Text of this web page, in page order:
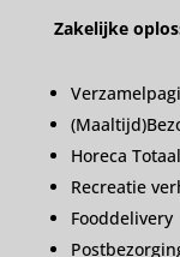
Zakelijke
Horeca
Recreatie
Fooddelivery